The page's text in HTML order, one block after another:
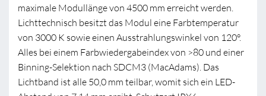
maximale Modullänge von 4500 mm erreicht werden.
Lichttechnisch besitzt das Modul eine Farbtemperatur
von 3000 K sowie einen Ausstrahlungswinkel von 120°.
Alles bei einem Farbwiedergabeindex von >80 und einer
Binning-Selektion nach SDCM3 (MacAdams). Das
Lichtband ist alle 50,0 mm teilbar, womit sich ein LED-